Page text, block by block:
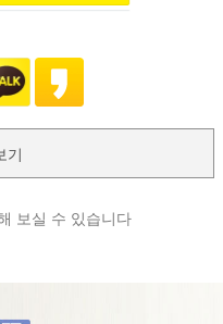
기
보실 수 있습니다